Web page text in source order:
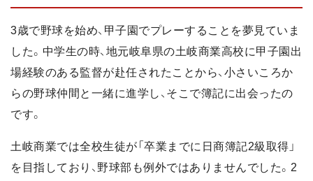
3歳で野球を始め、甲子園でプレーすることを夢見ていま
した。中学生の時、地元岐阜県の土岐商業高校に甲子園出
場経験のある監督が赴任されたことから、小さいころか
らの野球仲間と一緒に進学し、そこで簿記に出会ったの
です。
土岐商業では全校生徒が「卒業までに日商簿記2級取得」
を目指しており、野球部も例外ではありませんでした。2